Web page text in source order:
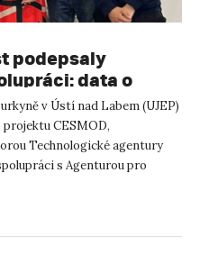
podepsaly
data o
posílí
v Ústí nad Labem (UJEP)
CESMOD,
Technologické agentury
s Agenturou pro